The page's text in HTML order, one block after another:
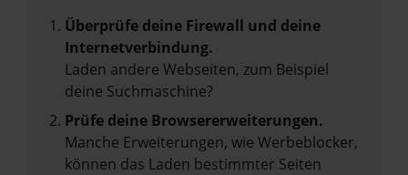
Überprüfe deine Firewall und deine
Internetverbindung.
Laden andere Webseiten, zum Beispiel
deine Suchmaschine?
Prüfe deine Browsererweiterungen.
Manche Erweiterungen, wie Werbeblocker,
können das Laden bestimmter Seiten